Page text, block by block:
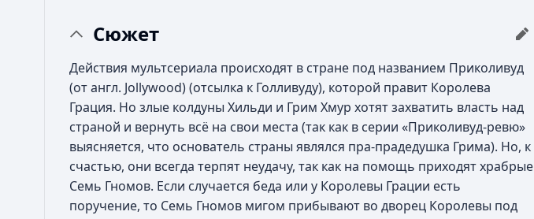
Сюжет
Действия мультсериала происходят в стране под названием Приколивуд
(от англ. Jollywood) (отсылка к Голливуду), которой правит Королева
Грация. Но злые колдуны Хильди и Грим Хмур хотят захватить власть над
страной и вернуть всё на свои места (так как в серии «Приколивуд-ревю»
выясняется, что основатель страны являлся пра-прадедушка Грима). Но, к
счастью, они всегда терпят неудачу, так как на помощь приходят храбрые
Семь Гномов. Если случается беда или у Королевы Грации есть
поручение, то Семь Гномов мигом прибывают во дворец Королевы под